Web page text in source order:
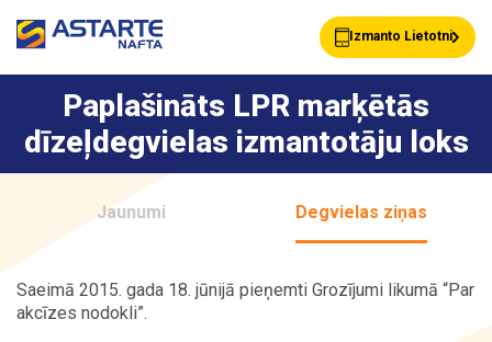
Izmanto Lietotni
Akcijas Jaunumi
Klientu Kartes
Paplašināts LPR marķētās
dīzeļdegvielas izmantotāju loks
Jaunumi Degvielas ziņas
Saeimā 2015. gada 18. jūnijā pieņemti Grozījumi likumā “Par
akcīzes nodokli”.